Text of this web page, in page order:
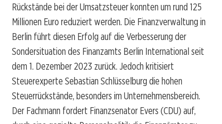
Rückstände bei der Umsatzsteuer konnten um rund 125
Millionen Euro reduziert werden. Die Finanzverwaltung in
Berlin führt diesen Erfolg auf die Verbesserung der
Sondersituation des Finanzamts Berlin International seit
dem 1. Dezember 2023 zurück. Jedoch kritisiert
Steuerexperte Sebastian Schlüsselburg die hohen
Steuerrückstände, besonders im Unternehmensbereich.
Der Fachmann fordert Finanzsenator Evers (CDU) auf,